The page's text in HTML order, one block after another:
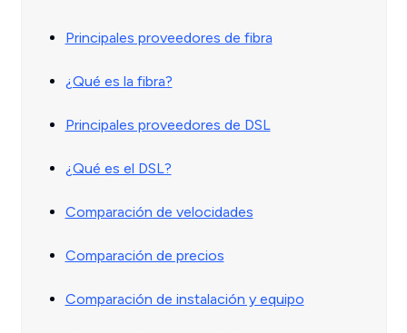
Principales proveedores de fibra
¿Qué es la fibra?
Principales proveedores de DSL
¿Qué es el DSL?
Comparación de velocidades
Comparación de precios
Comparación de instalación y equipo